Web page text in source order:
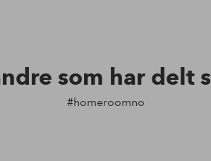
som har delt
#homeroomno